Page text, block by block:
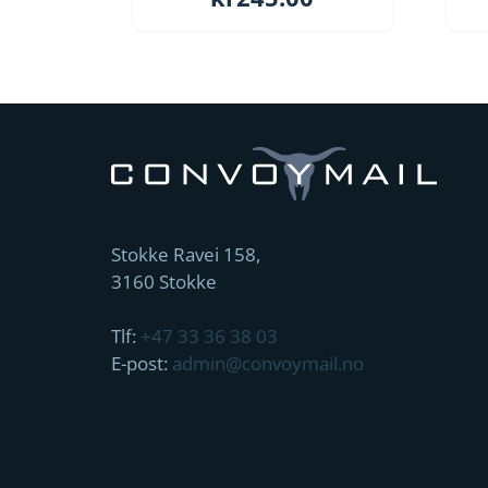
Stokke Ravei 158,
3160 Stokke
Tlf: +47 33 36 38 03
E-post: admin@convoymail.no